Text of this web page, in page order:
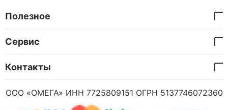
Полезное
Сервис
Контакты
ООО «ОМЕГА» ИНН 7725809151 ОГРН 5137746072360